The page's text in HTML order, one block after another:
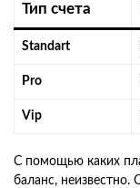
Тип счета
Standart
Pro
Vip
С помощью каких
баланс, неизвестно.